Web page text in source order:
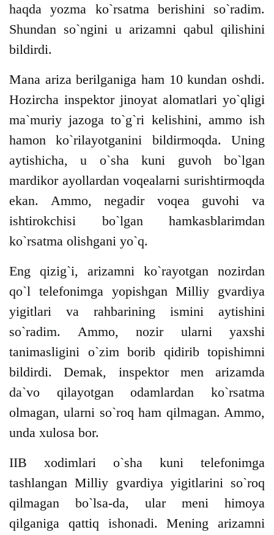
haqda yozma ko`rsatma berishini so`radim.
Shundan so`ngini u arizamni qabul qilishini
bildirdi.
Mana ariza berilganiga ham 10 kundan oshdi.
Hozircha inspektor jinoyat alomatlari yo`qligi
ma`muriy jazoga to`g`ri kelishini, ammo ish
hamon ko`rilayotganini bildirmoqda. Uning
aytishicha, u o`sha kuni guvoh bo`lgan
mardikor ayollardan voqealarni surishtirmoqda
ekan. Ammo, negadir voqea guvohi va
ishtirokchisi bo`lgan hamkasblarimdan
ko`rsatma olishgani yo`q.
Eng qizig`i, arizamni ko`rayotgan nozirdan
qo`l telefonimga yopishgan Milliy gvardiya
yigitlari va rahbarining ismini aytishini
so`radim. Ammo, nozir ularni yaxshi
tanimasligini o`zim borib qidirib topishimni
bildirdi. Demak, inspektor men arizamda
da`vo qilayotgan odamlardan ko`rsatma
olmagan, ularni so`roq ham qilmagan. Ammo,
unda xulosa bor.
IIB xodimlari o`sha kuni telefonimga
tashlangan Milliy gvardiya yigitlarini so`roq
qilmagan bo`lsa-da, ular meni himoya
qilganiga qattiq ishonadi. Mening arizamni